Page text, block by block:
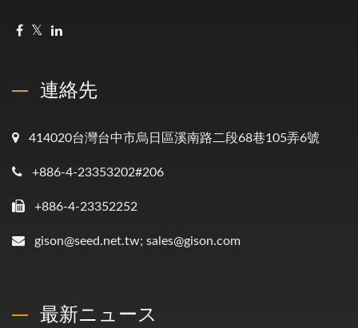
連絡先
414020台灣台中市烏日區溪南路二段68巷105弄6號
+886-4-23353202#206
+886-4-23352252
gison@seed.net.tw; sales@gison.com
最新ニュース